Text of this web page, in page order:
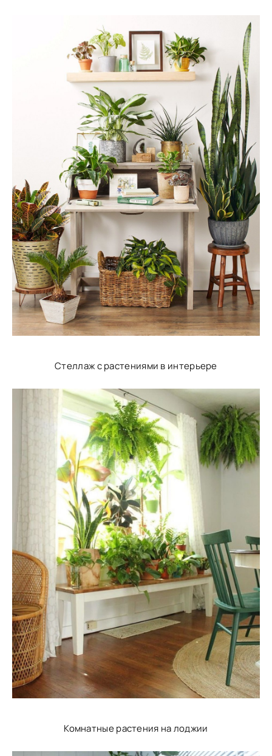
Стеллаж с растениями в интерьере
Комнатные растения на лоджии